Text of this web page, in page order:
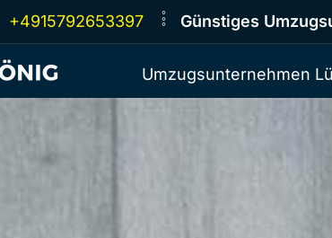
+4915792653397 Günstiges
Umzugsunternehmen